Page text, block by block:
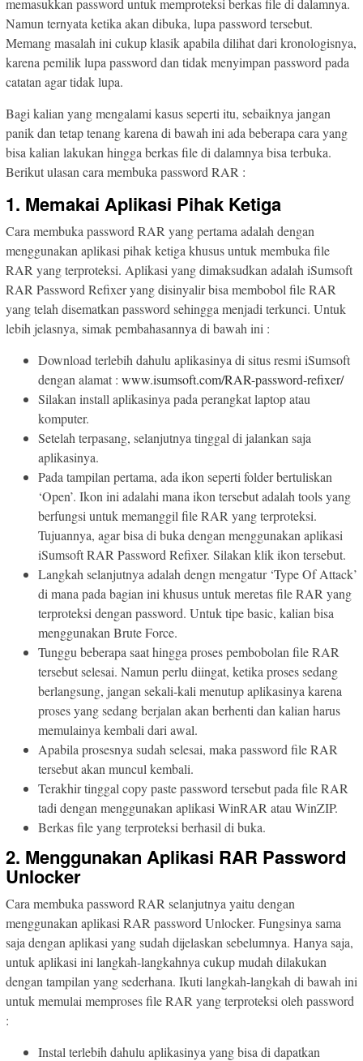
memasukkan password untuk memproteksi berkas file di dalamnya.
Namun ternyata ketika akan dibuka, lupa password tersebut.
Memang masalah ini cukup klasik apabila dilihat dari kronologisnya,
karena pemilik lupa password dan tidak menyimpan password pada
catatan agar tidak lupa.
Bagi kalian yang mengalami kasus seperti itu, sebaiknya jangan
panik dan tetap tenang karena di bawah ini ada beberapa cara yang
bisa kalian lakukan hingga berkas file di dalamnya bisa terbuka.
Berikut ulasan cara membuka password RAR :
1. Memakai Aplikasi Pihak Ketiga
Cara membuka password RAR yang pertama adalah dengan
menggunakan aplikasi pihak ketiga khusus untuk membuka file
RAR yang terproteksi. Aplikasi yang dimaksudkan adalah iSumsoft
RAR Password Refixer yang disinyalir bisa membobol file RAR
yang telah disematkan password sehingga menjadi terkunci. Untuk
lebih jelasnya, simak pembahasannya di bawah ini :
Download terlebih dahulu aplikasinya di situs resmi iSumsoft
dengan alamat : www.isumsoft.com/RAR-password-refixer/
Silakan install aplikasinya pada perangkat laptop atau
komputer.
Setelah terpasang, selanjutnya tinggal di jalankan saja
aplikasinya.
Pada tampilan pertama, ada ikon seperti folder bertuliskan
‘Open’. Ikon ini adalahi mana ikon tersebut adalah tools yang
berfungsi untuk memanggil file RAR yang terproteksi.
Tujuannya, agar bisa di buka dengan menggunakan aplikasi
iSumsoft RAR Password Refixer. Silakan klik ikon tersebut.
Langkah selanjutnya adalah dengn mengatur ‘Type Of Attack’
di mana pada bagian ini khusus untuk meretas file RAR yang
terproteksi dengan password. Untuk tipe basic, kalian bisa
menggunakan Brute Force.
Tunggu beberapa saat hingga proses pembobolan file RAR
tersebut selesai. Namun perlu diingat, ketika proses sedang
berlangsung, jangan sekali-kali menutup aplikasinya karena
proses yang sedang berjalan akan berhenti dan kalian harus
memulainya kembali dari awal.
Apabila prosesnya sudah selesai, maka password file RAR
tersebut akan muncul kembali.
Terakhir tinggal copy paste password tersebut pada file RAR
tadi dengan menggunakan aplikasi WinRAR atau WinZIP.
Berkas file yang terproteksi berhasil di buka.
2. Menggunakan Aplikasi RAR Password
Unlocker
Cara membuka password RAR selanjutnya yaitu dengan
menggunakan aplikasi RAR password Unlocker. Fungsinya sama
saja dengan aplikasi yang sudah dijelaskan sebelumnya. Hanya saja,
untuk aplikasi ini langkah-langkahnya cukup mudah dilakukan
dengan tampilan yang sederhana. Ikuti langkah-langkah di bawah ini
untuk memulai memproses file RAR yang terproteksi oleh password
:
Instal terlebih dahulu aplikasinya yang bisa di dapatkan